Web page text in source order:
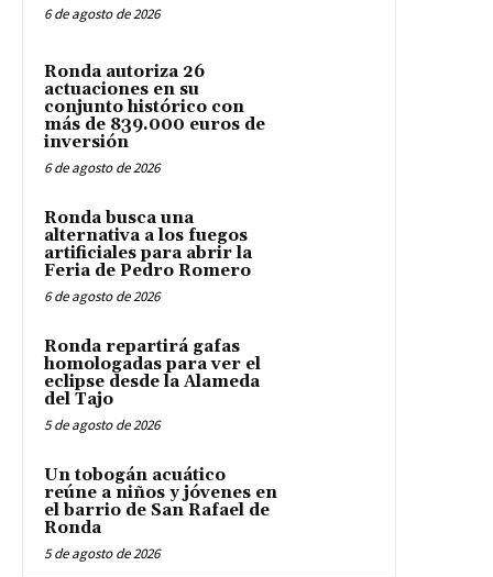
6 de agosto de 2026
Ronda autoriza 26
actuaciones en su
conjunto histórico con
más de 839.000 euros de
inversión
6 de agosto de 2026
Ronda busca una
alternativa a los fuegos
artificiales para abrir la
Feria de Pedro Romero
6 de agosto de 2026
Ronda repartirá gafas
homologadas para ver el
eclipse desde la Alameda
del Tajo
5 de agosto de 2026
Un tobogán acuático
reúne a niños y jóvenes en
el barrio de San Rafael de
Ronda
5 de agosto de 2026